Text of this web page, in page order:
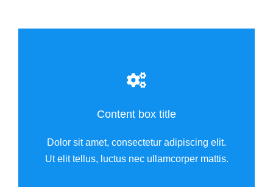
Content box title
Dolor sit amet, consectetur adipiscing elit.
Ut elit tellus, luctus nec ullamcorper mattis.